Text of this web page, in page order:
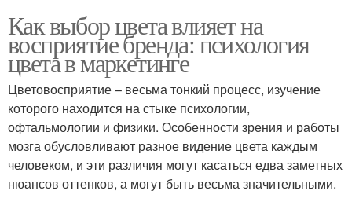
Как выбор цвета влияет на
восприятие бренда: психология
цвета в маркетинге
Цветовосприятие – весьма тонкий процесс, изучение
которого находится на стыке психологии,
офтальмологии и физики. Особенности зрения и работы
мозга обусловливают разное видение цвета каждым
человеком, и эти различия могут касаться едва заметных
нюансов оттенков, а могут быть весьма значительными.